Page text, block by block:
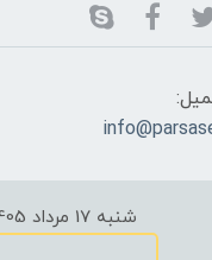
شنبه 17 مرداد 1405